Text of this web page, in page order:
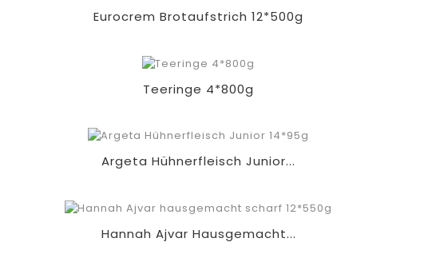
Eurocrem Brotaufstrich 12*500g
Teeringe 4*800g
Argeta Hühnerfleisch Junior...
Hannah Ajvar Hausgemacht...